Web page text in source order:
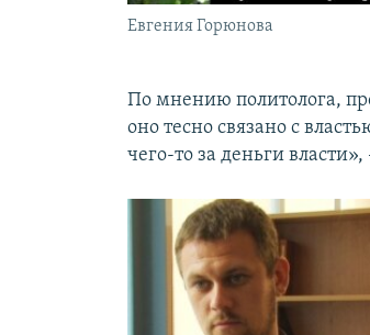
Евгения Горюнова
По мнению политолога,
оно тесно связано с
чего-то за деньги